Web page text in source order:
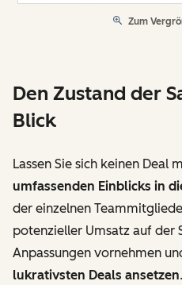
Zum
Den Zustand der
Blick
Lassen Sie sich keinen Deal
umfassenden Einblicks in
der einzelnen
potenzieller Umsatz auf der
Anpassungen vornehmen
lukrativsten Deals ansetzen.